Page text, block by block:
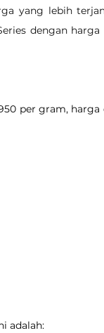
yang lebih
dengan harga
per gram,
adalah: